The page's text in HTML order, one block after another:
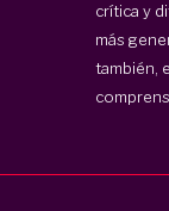
crítica y
más
también,